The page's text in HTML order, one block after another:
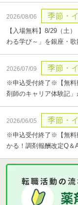
2026/08/06 季節・
【入場無料】8/29（土
わる学び～」を銀座・歌
2026/07/09 季節・
※申込受付終了※【無料
剤師のキャリア体験記」
2026/06/05 季節・
※申込受付終了※【無料
かる！調剤報酬改定Q＆